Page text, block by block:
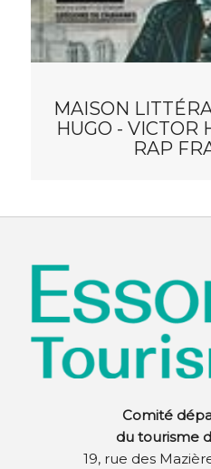
MAISON
HUGO - VICTOR
RAP
Comité
du tourisme
19, rue des